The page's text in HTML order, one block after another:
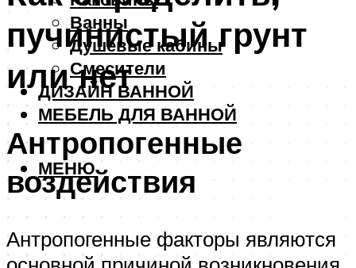
Ванны
Душевые кабины
Смесители
ДИЗАЙН ВАННОЙ
МЕБЕЛЬ ДЛЯ ВАННОЙ
МЕНЮ
пучинистый грунт
или нет
Антропогенные
воздействия
Антропогенные факторы являются